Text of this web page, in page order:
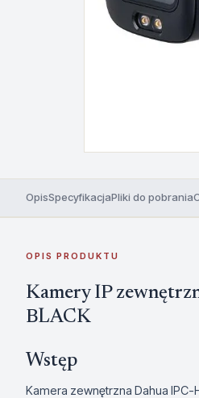
OpisSpecyfikacjaPliki do pobrania
OPIS PRODUKTU
Kamery IP
BLACK
Wstęp
Kamera zewnętrzna Dahua